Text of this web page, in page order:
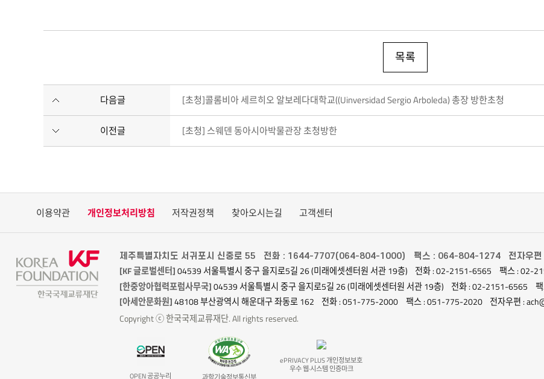
목록
다음글 [초청]콜롬비아 세르히오 알보레다대학교((Uinversidad Sergio Arboleda) 총장 방한초청
이전글 [초청] 스웨덴 동아시아박물관장 초청방한
이용약관 개인정보처리방침 저작권정책 찾아오시는길 고객센터
제주특별자치도 서귀포시 신중로 55 전화 : 1644-7707(064-804-1000) 팩스 : 064-804-1274 전자우
[KF 글로벌센터]04539 서울특별시 중구 을지로5길 26 (미래에셋센터원 서관 19층) 전화 : 02-2151-6565 팩스 : 02-
[한중앙아협력포럼사무국]04539 서울특별시 중구 을지로5길 26 (미래에셋센터원 서관 19층) 전화 : 02-2151-6565
[아세안문화원]48108 부산광역시 해운대구 좌동로 162 전화 : 051-775-2000 팩스 : 051-775-2020 전자우편 :
Copyright ⓒ 한국국제교류재단. All rights reserved.
OPEN 공공누리
과학기술정보통신부
ePRIVACY PLUS 개인정보보호
우수 웹·시스템 인증마크